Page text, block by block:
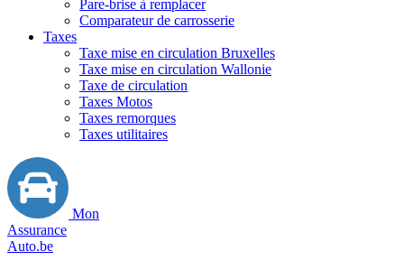
Pare-brise à remplacer
Comparateur de carrosserie
Taxes
Taxe mise en circulation Bruxelles
Taxe mise en circulation Wallonie
Taxe de circulation
Taxes Motos
Taxes remorques
Taxes utilitaires
Mon
Assurance
Auto.be